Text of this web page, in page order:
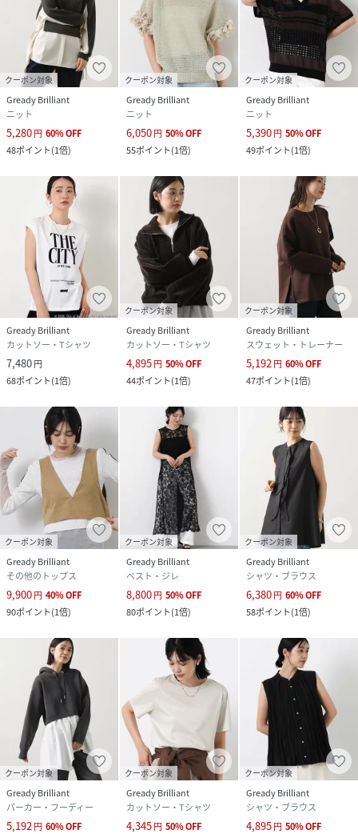
クーポン対象
Gready Brilliant
ニット
5,280円 60%OFF
48ポイント(1倍)
クーポン対象
Gready Brilliant
ニット
6,050円 50%OFF
55ポイント(1倍)
クーポン対象
Gready Brilliant
ニット
5,390円 50%OFF
49ポイント(1倍)
Gready Brilliant
カットソー・Tシャツ
7,480円
68ポイント(1倍)
クーポン対象
Gready Brilliant
カットソー・Tシャツ
4,895円 50%OFF
44ポイント(1倍)
クーポン対象
Gready Brilliant
スウェット・トレーナー
5,192円 60%OFF
47ポイント(1倍)
クーポン対象
Gready Brilliant
その他のトップス
9,900円 40%OFF
90ポイント(1倍)
クーポン対象
Gready Brilliant
ベスト・ジレ
8,800円 50%OFF
80ポイント(1倍)
クーポン対象
Gready Brilliant
シャツ・ブラウス
6,380円 60%OFF
58ポイント(1倍)
クーポン対象
Gready Brilliant
パーカー・フーディー
5,192 円 60%OFF
クーポン対象
Gready Brilliant
カットソー・Tシャツ
4,345円 50%OFF
クーポン対象
Gready Brilliant
シャツ・ブラウス
4,895円 50%OFF